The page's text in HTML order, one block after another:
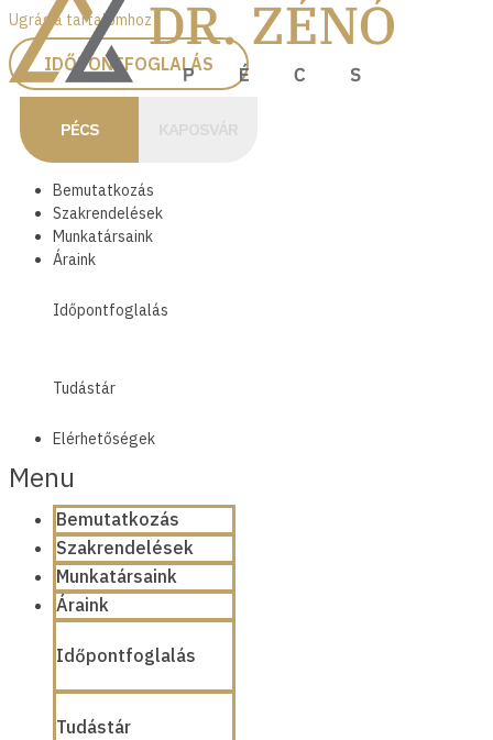
Ugrás a tartalomhoz
IDŐPONTFOGLALÁS
PÉCS
Bemutatkozás
Szakrendelések
Munkatársaink
Áraink
Időpontfoglalás
Tudástár
Elérhetőségek
Menu
Bemutatkozás
Szakrendelések
Munkatársaink
Áraink
Időpontfoglalás
Tudástár